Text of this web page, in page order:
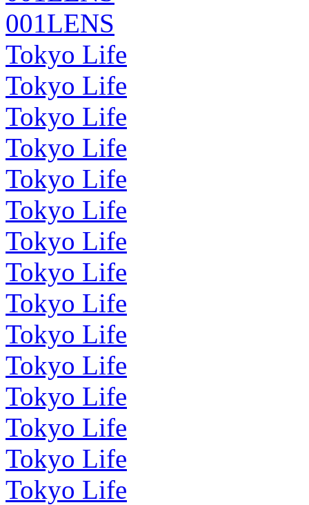
001LENS
Tokyo Life
Tokyo Life
Tokyo Life
Tokyo Life
Tokyo Life
Tokyo Life
Tokyo Life
Tokyo Life
Tokyo Life
Tokyo Life
Tokyo Life
Tokyo Life
Tokyo Life
Tokyo Life
Tokyo Life